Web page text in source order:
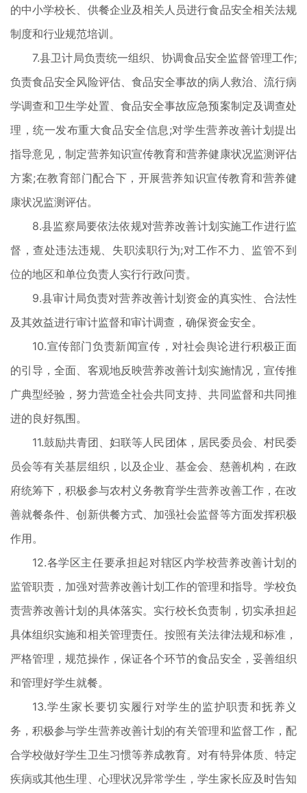
的中小学校长、供餐企业及相关人员进行食品安全相关法规
制度和行业规范培训。
7.县卫计局负责统一组织、协调食品安全监督管理工作;
负责食品安全风险评估、食品安全事故的病人救治、流行病
学调查和卫生学处置、食品安全事故应急预案制定及调查处
理，统一发布重大食品安全信息;对学生营养改善计划提出
指导意见，制定营养知识宣传教育和营养健康状况监测评估
方案;在教育部门配合下，开展营养知识宣传教育和营养健
康状况监测评估。
8.县监察局要依法依规对营养改善计划实施工作进行监
督，查处违法违规、失职渎职行为;对工作不力、监管不到
位的地区和单位负责人实行行政问责。
9.县审计局负责对营养改善计划资金的真实性、合法性
及其效益进行审计监督和审计调查，确保资金安全。
10.宣传部门负责新闻宣传，对社会舆论进行积极正面
的引导，全面、客观地反映营养改善计划实施情况，宣传推
广典型经验，努力营造全社会共同支持、共同监督和共同推
进的良好氛围。
11.鼓励共青团、妇联等人民团体，居民委员会、村民委
员会等有关基层组织，以及企业、基金会、慈善机构，在政
府统筹下，积极参与农村义务教育学生营养改善工作，在改
善就餐条件、创新供餐方式、加强社会监督等方面发挥积极
作用。
12.各学区主任要承担起对辖区内学校营养改善计划的
监管职责，加强对营养改善计划工作的管理和指导。学校负
责营养改善计划的具体落实。实行校长负责制，切实承担起
具体组织实施和相关管理责任。按照有关法律法规和标准，
严格管理，规范操作，保证各个环节的食品安全，妥善组织
和管理好学生就餐。
13.学生家长要切实履行对学生的监护职责和抚养义
务，积极参与学生营养改善计划的有关管理和监督工作，配
合学校做好学生卫生习惯等养成教育。对有特异体质、特定
疾病或其他生理、心理状况异常学生，学生家长应及时告知